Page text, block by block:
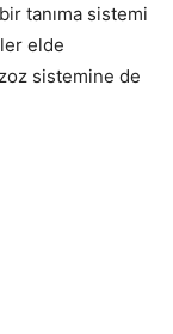
tanıma sistemi
elde
sistemine de